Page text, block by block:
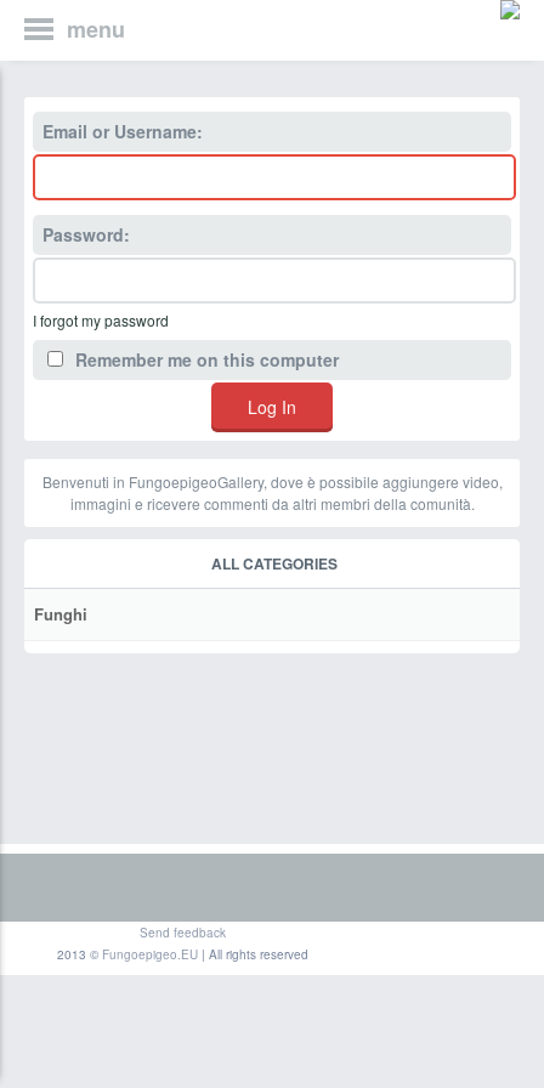
menu
Email or Username:
Password:
I forgot my password
Remember me on this computer
Benvenuti in FungoepigeoGallery, dove è possibile aggiungere video,
immagini e ricevere commenti da altri membri della comunità.
ALL CATEGORIES
Funghi
Send feedback
2013 © Fungoepigeo.EU| All rights reserved